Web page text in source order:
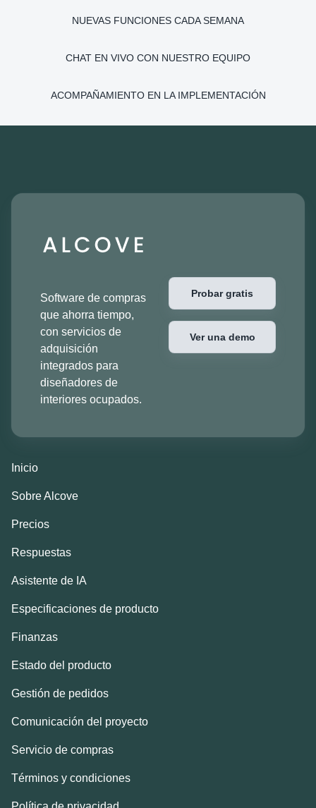
NUEVAS FUNCIONES CADA SEMANA
CHAT EN VIVO CON NUESTRO EQUIPO
ACOMPAÑAMIENTO EN LA IMPLEMENTACIÓN
Software de compras
que ahorra tiempo,
con servicios de
adquisición
integrados para
diseñadores de
interiores ocupados.
Probar gratis
Ver una demo
Inicio
Sobre Alcove
Precios
Respuestas
Asistente de IA
Especificaciones de producto
Finanzas
Estado del producto
Gestión de pedidos
Comunicación del proyecto
Servicio de compras
Términos y condiciones